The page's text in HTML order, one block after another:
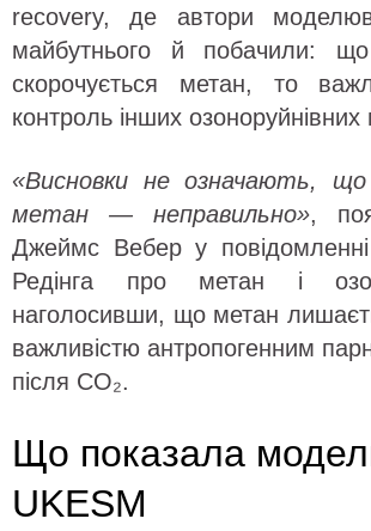
recovery, де автори
майбутнього й побачили: що
скорочується метан, то
контроль інших озоноруйнівних
«Висновки не означають, що
метан — неправильно»,
Джеймс Вебер у повідомленні
Редінга про метан і
наголосивши, що метан
важливістю антропогенним
після CO₂.
Що показала
UKESM